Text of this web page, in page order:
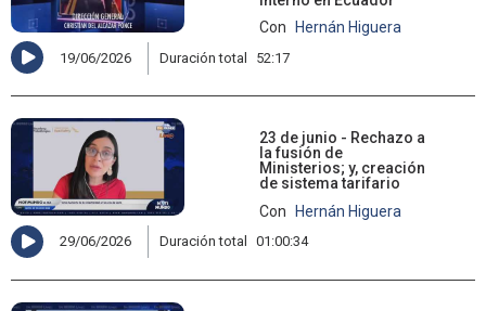
Con
Hernán Higuera
19/06/2026 Duración total 52:17
23 de junio - Rechazo a
la fusión de
Ministerios; y, creación
de sistema tarifario
Con
Hernán Higuera
29/06/2026 Duración total 01:00:34